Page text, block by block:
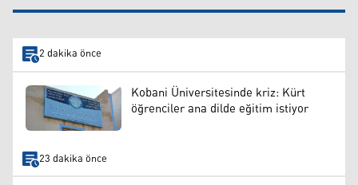
2 dakika önce
Kobani Üniversitesinde kriz: Kürt
öğrenciler ana dilde eğitim istiyor
23 dakika önce